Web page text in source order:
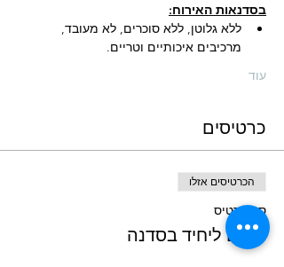
בסדנאות האירוח:
ללא גלוטן, ללא סוכרים, לא מעובד,
מרכיבים איכותיים וטריים.
עוד
כרטיסים
הכרטיסים אזלו
סוג כרטיס
מקום ליחיד בסדנה